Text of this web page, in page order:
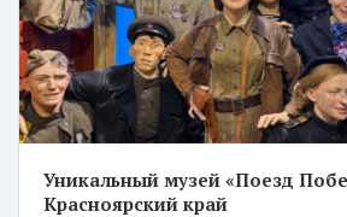
Уникальный музей «Поезд
Красноярский край